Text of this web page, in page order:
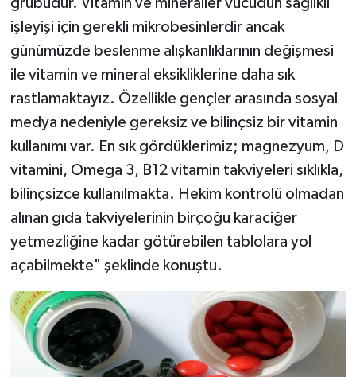
işleyişi için gerekli mikrobesinlerdir ancak
günümüzde beslenme alışkanlıklarının değişmesi
ile vitamin ve mineral eksikliklerine daha sık
rastlamaktayız. Özellikle gençler arasında sosyal
medya nedeniyle gereksiz ve bilinçsiz bir vitamin
kullanımı var. En sık gördüklerimiz; magnezyum, D
vitamini, Omega 3, B12 vitamin takviyeleri sıklıkla,
bilinçsizce kullanılmakta. Hekim kontrolü olmadan
alınan gıda takviyelerinin birçoğu karaciğer
yetmezliğine kadar götürebilen tablolara yol
açabilmekte" şeklinde konuştu.